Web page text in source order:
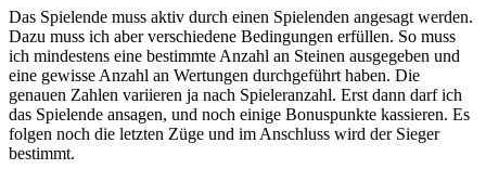
Das Spielende muss aktiv durch einen Spielenden angesagt werden.
Dazu muss ich aber verschiedene Bedingungen erfüllen. So muss
ich mindestens eine bestimmte Anzahl an Steinen ausgegeben und
eine gewisse Anzahl an Wertungen durchgeführt haben. Die
genauen Zahlen variieren ja nach Spieleranzahl. Erst dann darf ich
das Spielende ansagen, und noch einige Bonuspunkte kassieren. Es
folgen noch die letzten Züge und im Anschluss wird der Sieger
bestimmt.